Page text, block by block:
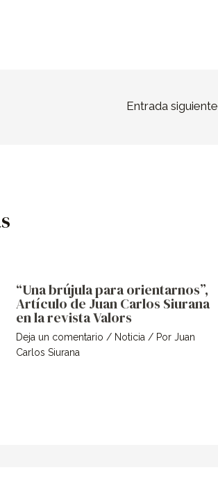
Entrada siguiente
“Una brújula para orientarnos”,
Artículo de Juan Carlos Siurana
en la revista Valors
Deja un comentario / Noticia / Por Juan
Carlos Siurana